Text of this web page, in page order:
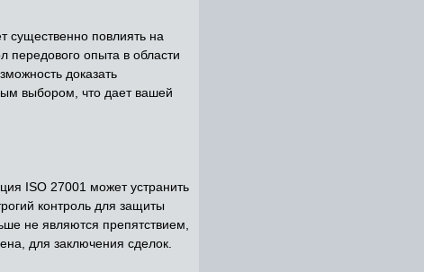
существенно повлиять на
передового опыта в области
доказать
выбором, что дает вашей
ISO 27001 может устранить
контроль для защиты
не являются препятствием,
для заключения сделок.